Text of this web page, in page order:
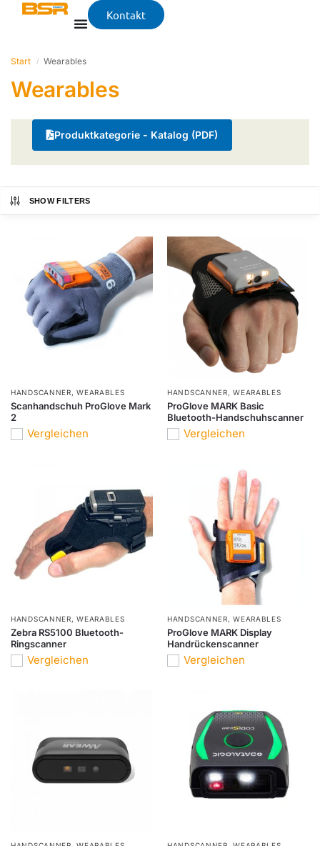
Kontakt
Start / Wearables
Wearables
Produktkategorie - Katalog (PDF)
SHOW FILTERS
HANDSCANNER,WEARABLES
Scanhandschuh ProGlove Mark
2
Vergleichen
HANDSCANNER,WEARABLES
ProGlove MARK Basic
Bluetooth-Handschuhscanner
Vergleichen
HANDSCANNER,WEARABLES
Zebra RS5100 Bluetooth-
Ringscanner
Vergleichen
HANDSCANNER,WEARABLES
ProGlove MARK Display
Handrückenscanner
Vergleichen